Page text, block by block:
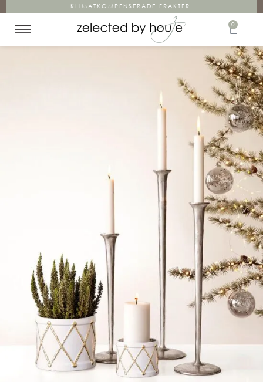
KLIMATKOMPENSERADE FRAKTER!
0